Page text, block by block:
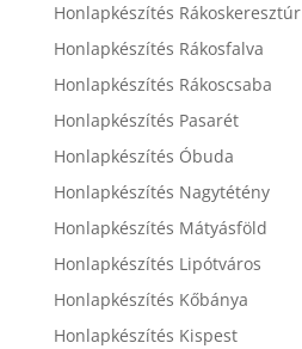
Honlapkészítés Rákoskeresztúr
Honlapkészítés Rákosfalva
Honlapkészítés Rákoscsaba
Honlapkészítés Pasarét
Honlapkészítés Óbuda
Honlapkészítés Nagytétény
Honlapkészítés Mátyásföld
Honlapkészítés Lipótváros
Honlapkészítés Kőbánya
Honlapkészítés Kispest